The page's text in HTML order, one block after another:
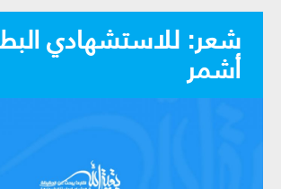
شعر: للاستشهادي
أشمر